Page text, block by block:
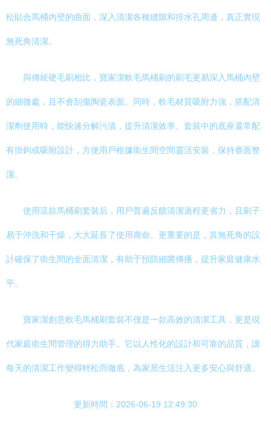
松貼合馬桶內壁的曲面，深入清潔各種縫隙和排水孔周邊，真正實現
無死角清潔。
與傳統硬毛刷相比，寶家潔軟毛馬桶刷的刷毛更易深入馬桶內壁
的細微處，且不會刮傷陶瓷表面。同時，軟毛材質吸附力強，搭配清
潔劑使用時，能快速分解污漬，提升清潔效率。套裝中的底座還常配
有掛鉤或吸附設計，方便用戶根據衛生間空間靈活安裝，保持臺面整
潔。
使用這款馬桶刷套裝后，用戶普遍反饋清潔過程更省力，且刷子
易于沖洗和干燥，大大延長了使用壽命。更重要的是，其無死角的設
計確保了衛生間的全面清潔，有助于預防細菌傳播，提升家庭健康水
平。
寶家潔創意軟毛馬桶刷套裝不僅是一款高效的清潔工具，更是現
代家庭衛生間管理的得力助手。它以人性化的設計和可靠的品質，讓
每天的清潔工作變得輕松而徹底，為家居生活注入更多安心與舒適。
更新時間：2026-06-19 12:49:30